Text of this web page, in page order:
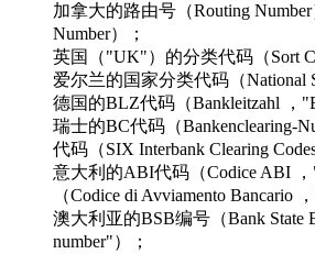
加拿大的路由号（Routing
Number）；
英国（"UK"）的分类代码（Sort
爱尔兰的国家分类代码（National
德国的BLZ代码（Bankleitzahl ，
瑞士的BC代码（Bankenclearing-
代码（SIX Interbank Clearing
意大利的ABI代码（Codice ABI
（Codice di Avviamento Bancario
澳大利亚的BSB编号（Bank State
number"）；